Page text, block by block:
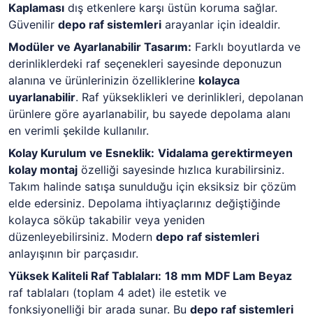
Kaplaması dış etkenlere karşı üstün koruma sağlar.
Güvenilir depo raf sistemleri arayanlar için idealdir.
Modüler ve Ayarlanabilir Tasarım: Farklı boyutlarda ve
derinliklerdeki raf seçenekleri sayesinde deponuzun
alanına ve ürünlerinizin özelliklerine kolayca
uyarlanabilir. Raf yükseklikleri ve derinlikleri, depolanan
ürünlere göre ayarlanabilir, bu sayede depolama alanı
en verimli şekilde kullanılır.
Kolay Kurulum ve Esneklik: Vidalama gerektirmeyen
kolay montaj özelliği sayesinde hızlıca kurabilirsiniz.
Takım halinde satışa sunulduğu için eksiksiz bir çözüm
elde edersiniz. Depolama ihtiyaçlarınız değiştiğinde
kolayca söküp takabilir veya yeniden
düzenleyebilirsiniz. Modern depo raf sistemleri
anlayışının bir parçasıdır.
Yüksek Kaliteli Raf Tablaları: 18 mm MDF Lam Beyaz
raf tablaları (toplam 4 adet) ile estetik ve
fonksiyonelliği bir arada sunar. Bu depo raf sistemleri